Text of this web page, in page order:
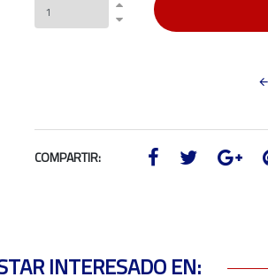
COMPARTIR:
INTERESADO EN: